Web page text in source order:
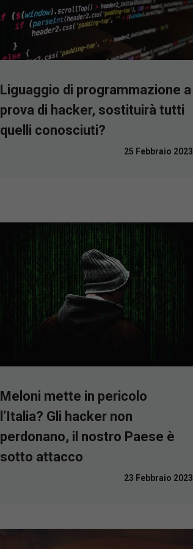
Liguaggio di programmazione a
prova di hacker, sostituirà tutti
quelli conosciuti?
25 Febbraio 2023
Meloni mette in pericolo
l’Italia? Gli hacker non
perdonano, il nostro Paese è
sotto attacco
23 Febbraio 2023